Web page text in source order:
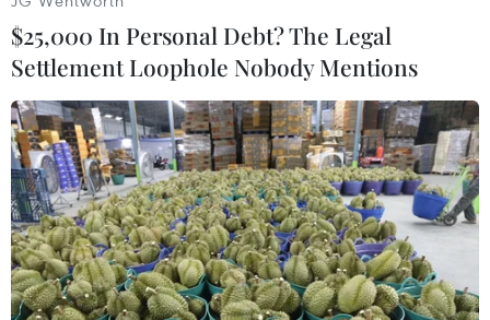
$25,000 In Personal Debt? The Legal
Settlement Loophole Nobody Mentions